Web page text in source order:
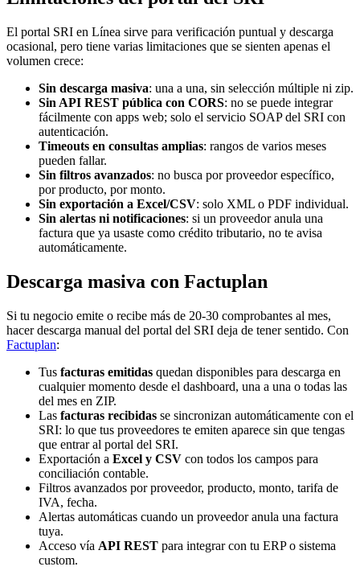
El portal SRI en Línea sirve para verificación puntual y descarga
ocasional, pero tiene varias limitaciones que se sienten apenas el
volumen crece:
Sin descarga masiva: una a una, sin selección múltiple ni zip.
Sin API REST pública con CORS: no se puede integrar
fácilmente con apps web; solo el servicio SOAP del SRI con
autenticación.
Timeouts en consultas amplias: rangos de varios meses
pueden fallar.
Sin filtros avanzados: no busca por proveedor específico,
por producto, por monto.
Sin exportación a Excel/CSV: solo XML o PDF individual.
Sin alertas ni notificaciones: si un proveedor anula una
factura que ya usaste como crédito tributario, no te avisa
automáticamente.
Descarga masiva con Factuplan
Si tu negocio emite o recibe más de 20-30 comprobantes al mes,
hacer descarga manual del portal del SRI deja de tener sentido. Con
Factuplan:
Tus facturas emitidas quedan disponibles para descarga en
cualquier momento desde el dashboard, una a una o todas las
del mes en ZIP.
Las facturas recibidas se sincronizan automáticamente con el
SRI: lo que tus proveedores te emiten aparece sin que tengas
que entrar al portal del SRI.
Exportación a Excel y CSV con todos los campos para
conciliación contable.
Filtros avanzados por proveedor, producto, monto, tarifa de
IVA, fecha.
Alertas automáticas cuando un proveedor anula una factura
tuya.
Acceso vía API REST para integrar con tu ERP o sistema
custom.